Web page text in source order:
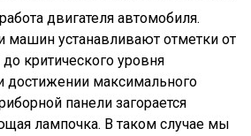
двигателя автомобиля.
машин устанавливают отметки от
критического уровня
достижении максимального
панели загорается
лампочка. В таком случае мы